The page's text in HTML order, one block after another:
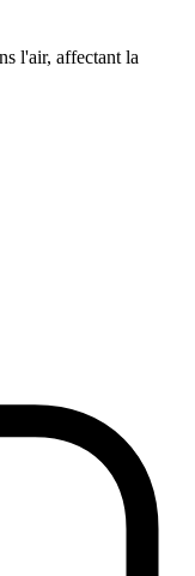
l'air, affectant la